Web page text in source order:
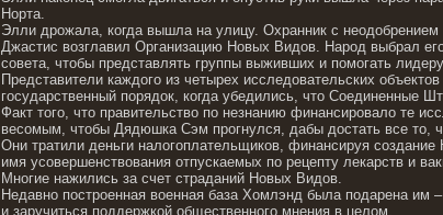
Норта.
Элли дрожала, когда вышла на улицу. Охранник с
Джастис возглавил Организацию Новых Видов. Народ выбрал
совета, чтобы представлять группы выживших и помогать
Представители каждого из четырех исследовательских
государственный порядок, когда убедились, что Соединенные
Факт того, что правительство по незнанию финансировало те
весомым, чтобы Дядюшка Сэм прогнулся, дабы достать все то,
Они тратили деньги налогоплательщиков, финансируя
имя усовершенствования отпускаемых по рецепту лекарств и
Многие нажились за счет страданий Новых Видов.
Недавно построенная военная база Хомлэнд была подарена им
и заручиться поддержкой общественного мнения в целом.